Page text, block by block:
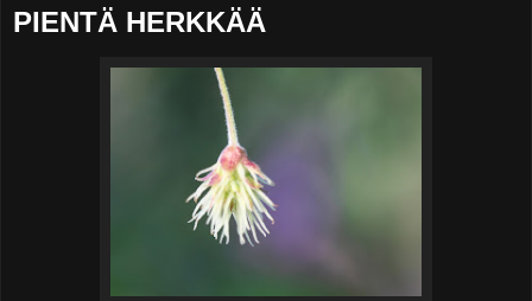
PIENTÄ HERKKÄÄ